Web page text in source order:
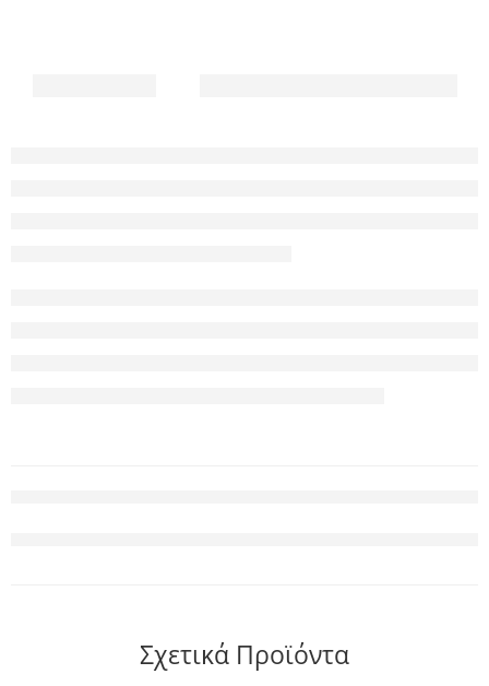
Σχετικά Προϊόντα